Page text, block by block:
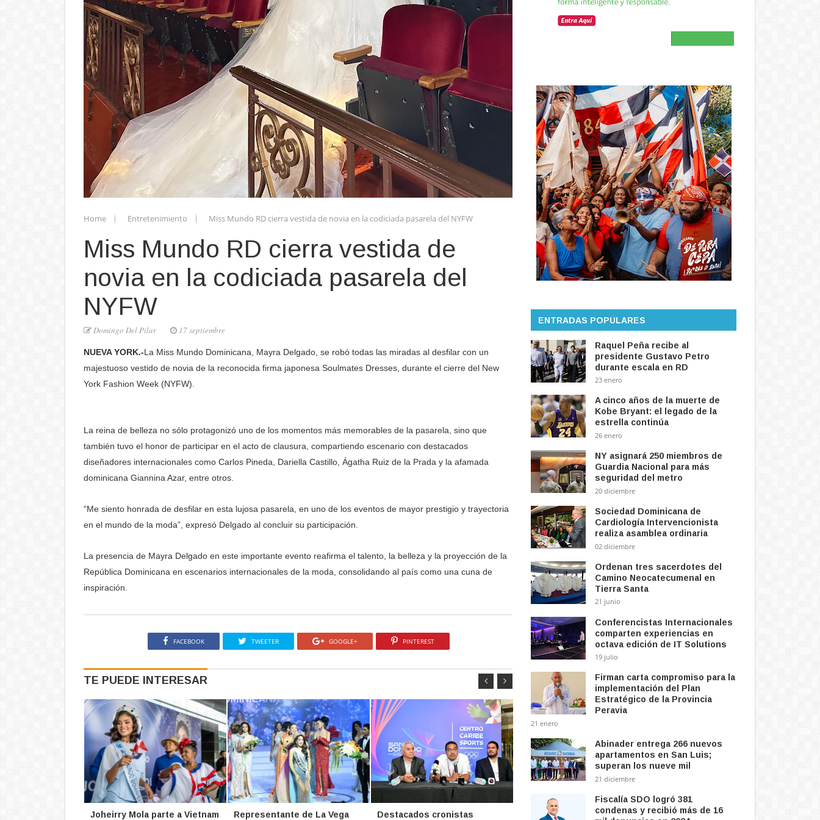
Home Entretenimiento Miss Mundo RD cierra vestida de novia en la codiciada pasarela del NYFW
Miss Mundo RD cierra vestida de
novia en la codiciada pasarela del
NYFW
Domingo Del Pilar 17 septiembre
NUEVA YORK.-La Miss Mundo Dominicana, Mayra Delgado, se robó todas las miradas al desfilar con un
majestuoso vestido de novia de la reconocida firma japonesa Soulmates Dresses, durante el cierre del New
York Fashion Week (NYFW).
La reina de belleza no sólo protagonizó uno de los momentos más memorables de la pasarela, sino que
también tuvo el honor de participar en el acto de clausura, compartiendo escenario con destacados
diseñadores internacionales como Carlos Pineda, Dariella Castillo, Ágatha Ruiz de la Prada y la afamada
dominicana Giannina Azar, entre otros.
“Me siento honrada de desfilar en esta lujosa pasarela, en uno de los eventos de mayor prestigio y trayectoria
en el mundo de la moda”, expresó Delgado al concluir su participación.
La presencia de Mayra Delgado en este importante evento reafirma el talento, la belleza y la proyección de la
República Dominicana en escenarios internacionales de la moda, consolidando al país como una cuna de
inspiración.
FACEBOOK TWEETER GOOGLE+ PINTEREST
TE PUEDE INTERESAR
Joheirry Mola parte a Vietnam
Representante de La Vega
Destacados cronistas
“Fusión Íntima” inaugura
BHD realiza encuentro con
ENTRADAS POPULARES
Raquel Peña recibe al
presidente Gustavo Petro
durante escala en RD
23 enero
A cinco años de la muerte de
Kobe Bryant: el legado de la
estrella continúa
26 enero
NY asignará 250 miembros de
Guardia Nacional para más
seguridad del metro
20 diciembre
Sociedad Dominicana de
Cardiología Intervencionista
realiza asamblea ordinaria
02 diciembre
Ordenan tres sacerdotes del
Camino Neocatecumenal en
Tierra Santa
21 junio
Conferencistas Internacionales
comparten experiencias en
octava edición de IT Solutions
19 julio
Firman carta compromiso para la
implementación del Plan
Estratégico de la Provincia
Peravia
21 enero
Abinader entrega 266 nuevos
apartamentos en San Luis;
superan los nueve mil
21 diciembre
Fiscalía SDO logró 381
condenas y recibió más de 16